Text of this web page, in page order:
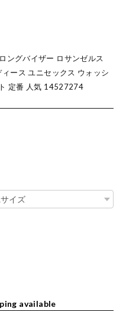
ングバイザー ロサンゼルス
ース ユニセックス ウォッシ
定番 人気 14527274
available